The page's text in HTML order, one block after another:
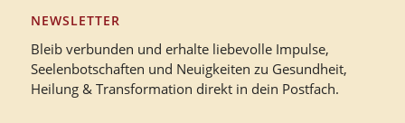
NEWSLETTER
Bleib verbunden und erhalte liebevolle Impulse,
Seelenbotschaften und Neuigkeiten zu Gesundheit,
Heilung & Transformation direkt in dein Postfach.